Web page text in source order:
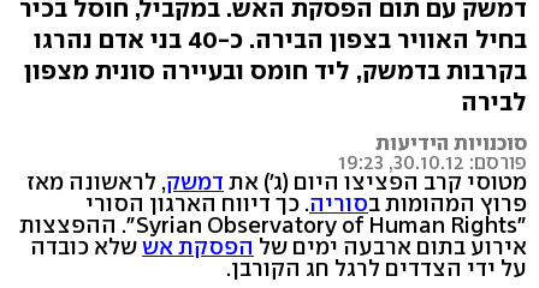
דמשק עם תום הפסקת האש. במקביל, חוסל בכיר
בחיל האוויר בצפון הבירה. כ-40 בני אדם נהרגו
בקרבות בדמשק, ליד חומס ובעיירה סונית מצפון
לבירה
סוכנויות הידיעות
פורסם: 30.10.12, 19:23
מטוסי קרב הפציצו היום (ג') את דמשק, לראשונה מאז
פרוץ המהומות בסוריה. כך דיווח הארגון הסורי
"Syrian Observatory of Human Rights". ההפצצות
אירוע בתום ארבעה ימים של הפסקת אששלא כובדה
על ידי הצדדים לרגל חג הקורבן.